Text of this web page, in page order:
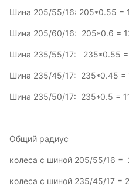
Шина 205/55/16: 205*0.55 =
Шина 205/60/16: 205*0.6 =
Шина 235/55/17: 235*0.55 =
Шина 235/45/17: 235*0.45 =
Шина 235/50/17: 235*0.5 =
Общий радиус
колеса с шиной 205/55/16
колеса с шиной 235/45/17 =